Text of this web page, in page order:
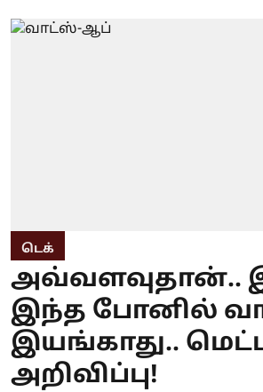
டெக்
அவ்வளவுதான்..
இந்த போனில்
இயங்காது..
அறிவிப்பு!